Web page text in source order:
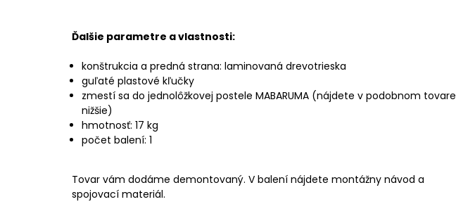
Ďalšie parametre a vlastnosti:
konštrukcia a predná strana: laminovaná drevotrieska
guľaté plastové kľučky
zmestí sa do jednolôžkovej postele MABARUMA (nájdete v podobnom tovare
nižšie)
hmotnosť: 17 kg
počet balení: 1
Tovar vám dodáme demontovaný. V balení nájdete montážny návod a
spojovací materiál.